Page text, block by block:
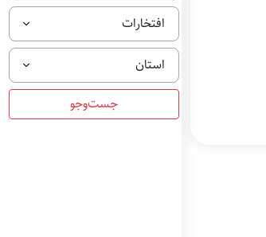
افتخارات
استان